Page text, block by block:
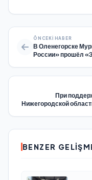
ÖNCEKI HABER
В Оленегорске
России» прошёл
При
Нижегородской
BENZER